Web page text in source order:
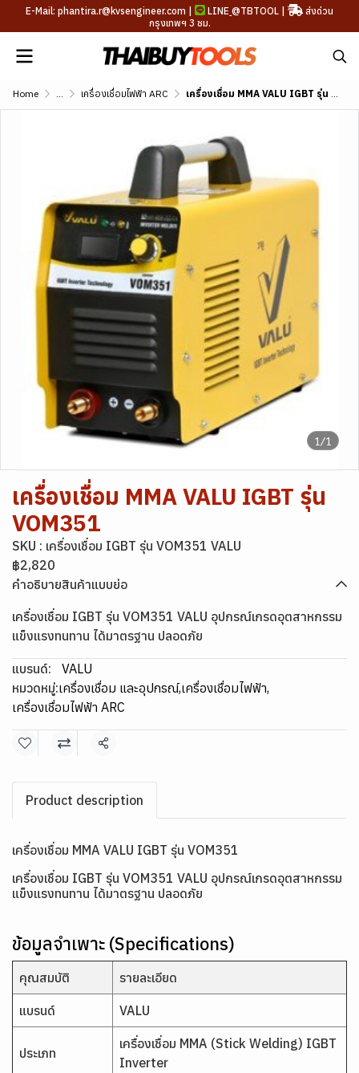
E-Mail: phantira.r@kvsengineer.com | LINE @TBTOOL |
ส่งด่วน
กรุงเทพฯ 3 ชม.
Home ... เครื่องเชื่อมไฟฟ้า​ ARC เครื่องเชื่อม MMA VALU IGBT รุ่น VOM351
1/1
เครื่องเชื่อม MMA VALU IGBT รุ่น
VOM351
SKU : เครื่องเชื่อม IGBT รุ่น VOM351 VALU
฿2,820
คำอธิบายสินค้าแบบย่อ
เครื่องเชื่อม IGBT รุ่น VOM351 VALU อุปกรณ์เกรดอุตสาหกรรม
แข็งแรงทนทาน ได้มาตรฐาน ปลอดภัย
แบรนด์:
VALU
หมวดหมู่:เครื่องเชื่อม และอุปกรณ์,เครื่องเชื่อมไฟฟ้า,
เครื่องเชื่อมไฟฟ้า​ ARC
แชร์
Product description
เครื่องเชื่อม MMA VALU IGBT รุ่น VOM351
เครื่องเชื่อม IGBT รุ่น VOM351 VALU อุปกรณ์เกรดอุตสาหกรรม
แข็งแรงทนทาน ได้มาตรฐาน ปลอดภัย
ข้อมูลจำเพาะ (Specifications)
คุณสมบัติ รายละเอียด
แบรนด์ VALU
ประเภท
เครื่องเชื่อม MMA (Stick Welding) IGBT
Inverter